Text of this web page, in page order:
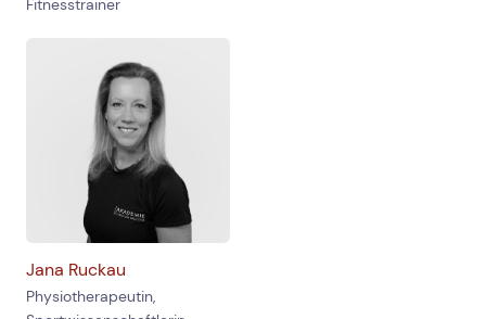
Fitnesstrainer
Jana Ruckau
Physiotherapeutin,